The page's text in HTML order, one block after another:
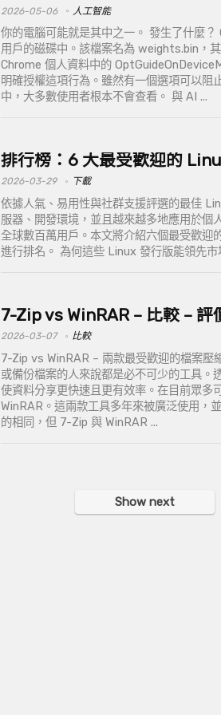
2026-05-06 人工智能
你的電腦可能就是其中之一。 發生了什麼
用戶的磁碟中。該檔案名為 weights.bin，
Chrome 個人資料中的
明確授權這項行為。雖然有一個選項可以
中，大多數使用者根本不會查看。 與 AI ...
排行榜：6 大最受歡迎的
2026-03-29 下載
依據人氣、易用性與社群支援評選的最佳
服器、開發環境，並且越來越多地應用於個
全球數百萬用戶。本文將介紹六個最受歡
進行排名。 為何這些 Linux 發行版能領先市
7-Zip vs WinRAR – 比較 – 評
2026-03-07 比較
7-Zip vs WinRAR – 兩款最受歡迎的檔案壓
或備份檔案的人來說都是必不可少的工具。
使資料分享更快速且更有效率。在目前眾
WinRAR。這兩款工具多年來被廣泛使用，
的相同，但 7-Zip 與 WinRAR ...
Show next